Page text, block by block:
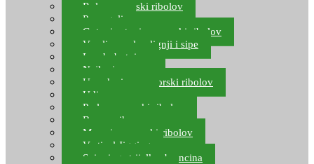
Role za morski ribolov
Parangali
Gotovi setovi za morski ribolov
Varalice za lov lignji i sipe
Lov hobotnice
Najloni za more
Upredenice za morski ribolov
Udice za more
Perle za morski ribolov
Brum prihrana za more
Mamci za morski ribolov
Vertical Jigging
Spinning strijelke, brancina